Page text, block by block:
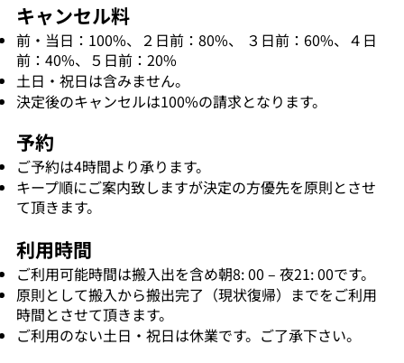
キャンセル料
前・当日：100%、２日前：80%、 ３日前：60%、４日
前：40%、５日前：20%
土日・祝日は含みません。
決定後のキャンセルは100%の請求となります。
予約
ご予約は4時間より承ります。
キープ順にご案内致しますが決定の方優先を原則とさせ
て頂きます。
利用時間
ご利用可能時間は搬入出を含め朝8: 00 – 夜21: 00です。
原則として搬入から搬出完了（現状復帰）までをご利用
時間とさせて頂きます。
ご利用のない土日・祝日は休業です。ご了承下さい。